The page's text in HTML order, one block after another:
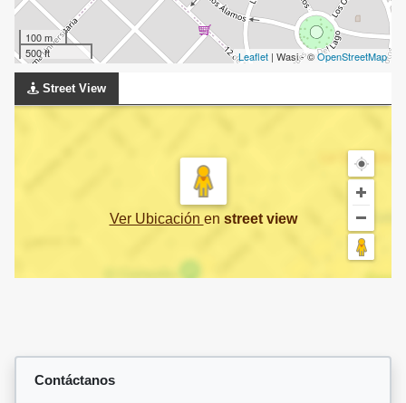
100 m
500 ft
Leaflet | Wasi - ©OpenStreetMap
Street View
Ver Ubicación en street view
Contáctanos